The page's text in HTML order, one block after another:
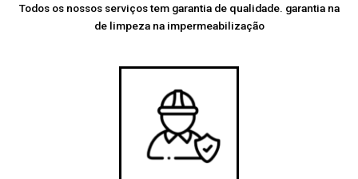
Todos os nossos serviços tem garantia de qualidade. garantia na
de limpeza na impermeabilização